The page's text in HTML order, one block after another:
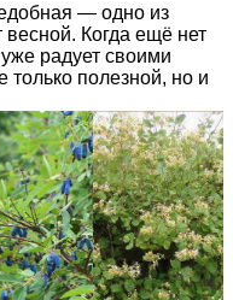
— одно из
весной. Когда ещё нет
радует своими
только полезной, но и